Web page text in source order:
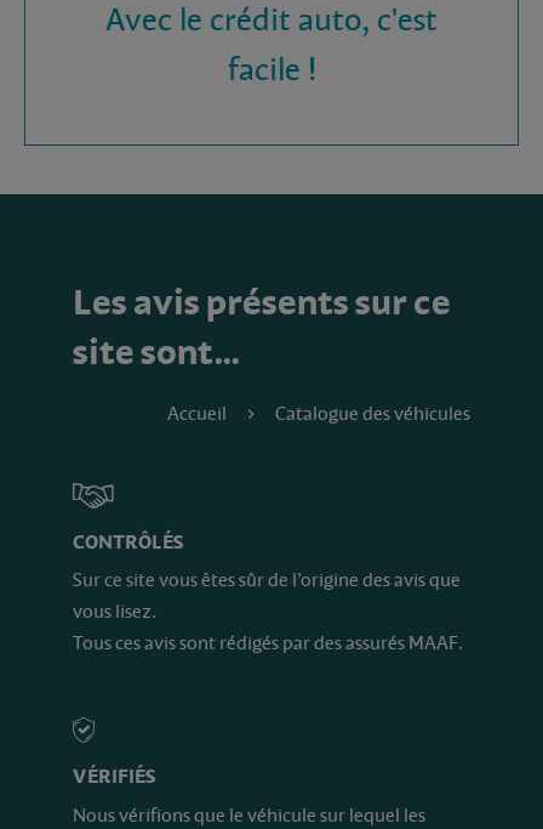
Avec le crédit auto, c'est
facile !
Les avis présents sur ce
site sont…
Accueil Catalogue des véhicules
CONTRÔLÉS
Sur ce site vous êtes sûr de l’origine des avis que
vous lisez.
Tous ces avis sont rédigés par des assurés MAAF.
VÉRIFIÉS
Nous vérifions que le véhicule sur lequel les